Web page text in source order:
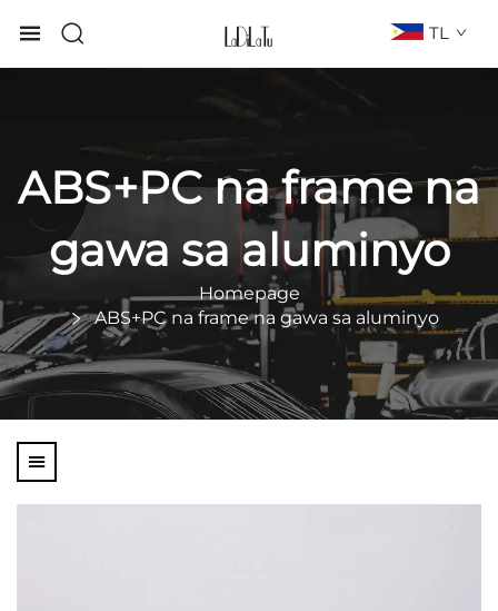
TL
ABS+PC na frame na
gawa sa aluminyo
Homepage
ABS+PC na frame na gawa sa aluminyo